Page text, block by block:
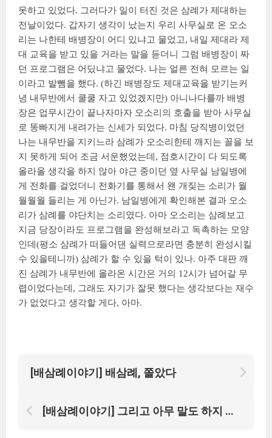
못하고 있었다. 그러다가 일이 터진 것은 삼례가 제대하는
전날이었다. 갑자기 생각이 났는지 우리 사무실로 온 오소
리는 나한테 배병장이 어디 있냐고 물었고, 내일 제대라 제
대 교육을 받고 있을 거라는 말을 듣더니 그럼 배병장이 짜
던 프로그램은 어딨냐고 물었다. 나는 얼른 전혀 모르는 일
이라고 발뺌을 했다. (하긴 배병장도 제대교육을 받기는커
녕 내무반에서 쿨쿨 자고 있었겠지만) 아니나다를까 배병
장은 업무시간이 끝나자마자 오소리의 호출을 받아 사무실
로 똥빠지게 내려가는 신세가 되었다. 마침 당직병이었던
나는 내무반을 지키느라 삼례가 오소리한테 깨지는 꼴을 보
지 못하게 되어 조금 서운했었는데, 점호시간이 다 되도록
올라올 생각을 하지 않아 야근 중이던 옆 사무실 남일병에
게 전화를 걸었더니 전화기를 통해서 왠 개짖는 소리가 월
월월월 들리는 게 아닌가. 남일병에게 확인해본 결과 오소
리가 삼례를 야단치는 소리였다. 아마 오소리는 삼례보고
지금 당장이라도 프로그램을 완성해보라고 독촉하는 모양
인데(평소 삼례가 떠들어댄 실력으로라면 충분히 완성시킬
수 있을테니까) 삼례가 할 수 있을 턱이 있나. 아주 대판 깨
진 삼례가 내무반에 올라온 시간은 거의 12시가 넘어갈 무
렵이었다는데, 그래도 자기가 잘못 했다는 생각보다는 재수
가 없었다고 생각할 게다, 아마.
[배삼례이야기] 배삼례, 쫄았다
[배삼례이야기] 그리고 아무 말도 하지 않았다